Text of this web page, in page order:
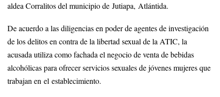
aldea Corralitos del municipio de Jutiapa, Atlántida.
De acuerdo a las diligencias en poder de agentes de investigación
de los delitos en contra de la libertad sexual de la ATIC, la
acusada utiliza como fachada el negocio de venta de bebidas
alcohólicas para ofrecer servicios sexuales de jóvenes mujeres que
trabajan en el establecimiento.